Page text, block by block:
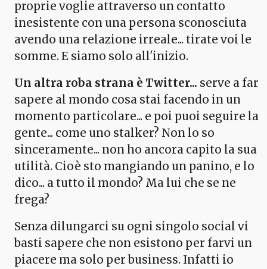
proprie voglie attraverso un contatto
inesistente con una persona sconosciuta
avendo una relazione irreale... tirate voi le
somme. E siamo solo all'inizio.
Un altra roba strana è Twitter... serve a far
sapere al mondo cosa stai facendo in un
momento particolare... e poi puoi seguire la
gente... come uno stalker? Non lo so
sinceramente... non ho ancora capito la sua
utilità. Cioè sto mangiando un panino, e lo
dico... a tutto il mondo? Ma lui che se ne
frega?
Senza dilungarci su ogni singolo social vi
basti sapere che non esistono per farvi un
piacere ma solo per business. Infatti io